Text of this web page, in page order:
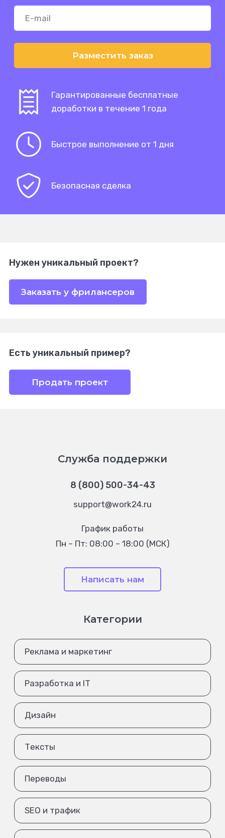
Разместить заказ
Гарантированные бесплатные
доработки в течение 1 года
Быстрое выполнение от 1 дня
Безопасная сделка
Нужен уникальный проект?
Заказать у фрилансеров
Есть уникальный пример?
Продать проект
Служба поддержки
8 (800) 500-34-43
support@work24.ru
График работы
Пн – Пт: 08:00 – 18:00 (МСК)
Написать нам
Категории
Реклама и маркетинг
Разработка и IT
Дизайн
Тексты
Переводы
SEO и трафик